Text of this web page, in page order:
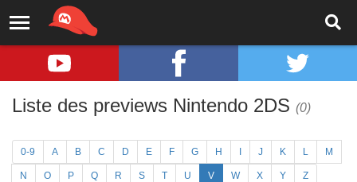
Liste des previews Nintendo 2DS (0)
0-9 A B C D E F G H J K L M
N O P Q R S T U V W X Y Z